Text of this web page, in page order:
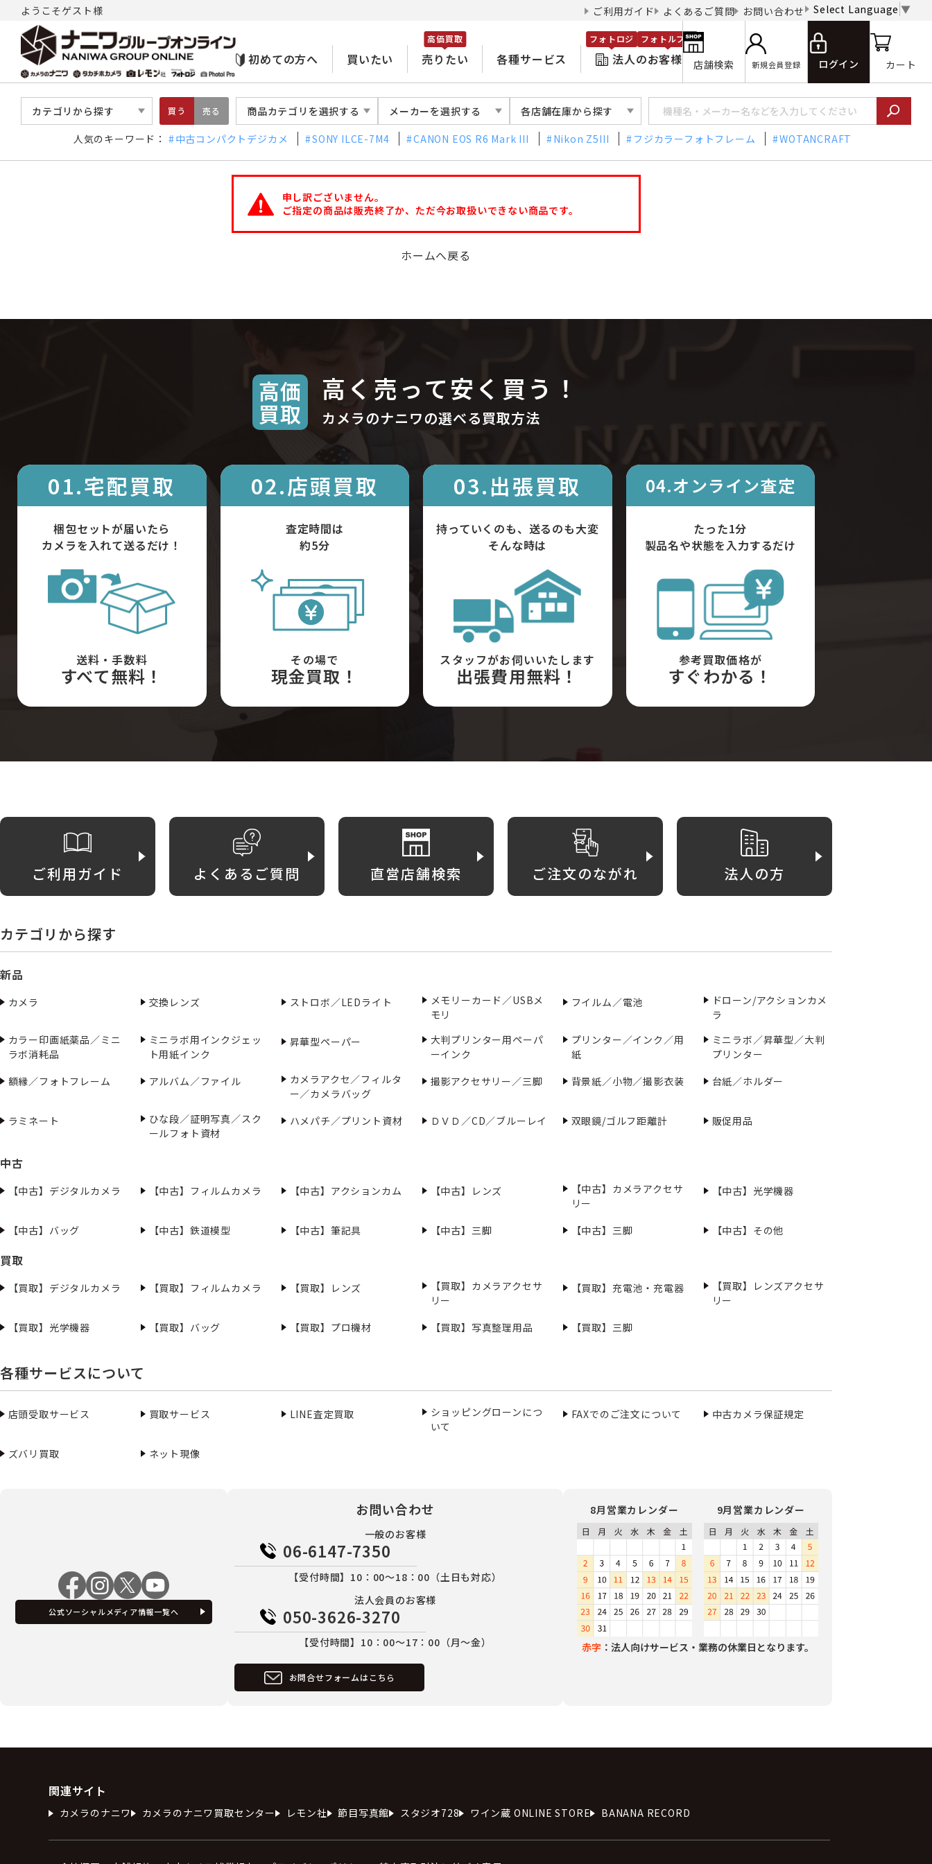
ようこそゲスト様 ご利用ガイド よくあるご質問 お問い合わせ Select Language ▼
初めての方へ 買いたい 売りたい
高価買取
各種サービス 法人のお客様
フォトロジ フォトルプロ
店舗検索 新規会員登録 ログイン カート
カテゴリから探す 買う 売る 商品カテゴリを選択する メーカーを選択する 各店舗在庫から探す
人気のキーワード： 中古コンパクトデジカメ SONY ILCE-7M4 CANON EOS R6 Mark III Nikon Z5III フジカラーフォトフレーム WOTANCRAFT
申し訳ございません。
ご指定の商品は販売終了か、ただ今お取扱いできない商品です。
ホームへ戻る
高価
買取
高く売って安く買う！
カメラのナニワの選べる買取方法
01.宅配買取
梱包セットが届いたら
カメラを入れて送るだけ！
送料・手数料
すべて無料！
02.店頭買取
査定時間は
約5分
その場で
現金買取！
03.出張買取
持っていくのも、送るのも大変
そんな時は
スタッフがお伺いいたします
出張費用無料！
04.オンライン査定
たった1分
製品名や状態を入力するだけ
参考買取価格が
すぐわかる！
ご利用ガイド よくあるご質問 直営店舗検索 ご注文のながれ 法人の方
カテゴリから探す
新品
カメラ 交換レンズ ストロボ／LEDライト
メモリーカード／USBメ
モリ
フイルム／電池
ドローン/アクションカメ
ラ
カラー印画紙薬品／ミニ
ラボ消耗品
ミニラボ用インクジェッ
ト用紙インク
昇華型ペーパー
大判プリンター用ペーパ
ーインク
プリンター／インク／用
紙
ミニラボ／昇華型／大判
プリンター
額縁／フォトフレーム
アルバム／ファイル
カメラアクセ／フィルタ
ー／カメラバッグ
撮影アクセサリー／三脚 背景紙／小物／撮影衣装 台紙／ホルダー
ラミネート
ひな段／証明写真／スク
ールフォト資材
ハメパチ／プリント資材 ＤＶＤ／CD／ブルーレイ 双眼鏡/ゴルフ距離計 販促用品
中古
【中古】デジタルカメラ 【中古】フィルムカメラ 【中古】アクションカム 【中古】レンズ
【中古】カメラアクセサ
リー
【中古】光学機器
【中古】バッグ 【中古】鉄道模型 【中古】筆記具 【中古】三脚 【中古】三脚 【中古】その他
買取
【買取】デジタルカメラ 【買取】フィルムカメラ 【買取】レンズ
【買取】カメラアクセサ
リー
【買取】充電池・充電器
【買取】レンズアクセサ
リー
【買取】光学機器
【買取】バッグ 【買取】プロ機材 【買取】写真整理用品 【買取】三脚
各種サービスについて
店頭受取サービス 買取サービス LINE査定買取
ショッピングローンにつ
いて
FAXでのご注文について 中古カメラ保証規定
ズバリ買取 ネット現像
公式ソーシャルメディア情報一覧へ
お問い合わせ
一般のお客様
06-6147-7350
【受付時間】10：00～18：00（土日も対応）
法人会員のお客様
050-3626-3270
【受付時間】10：00～17：00（月～金）
お問合せフォームはこちら
8月営業カレンダー 9月営業カレンダー
赤字 ：法人向けサービス・業務の休業日となります。
関連サイト
カメラのナニワ カメラのナニワ買取センター レモン社 節目写真館 スタジオ728 ワイン蔵 ONLINE STORE BANANA RECORD